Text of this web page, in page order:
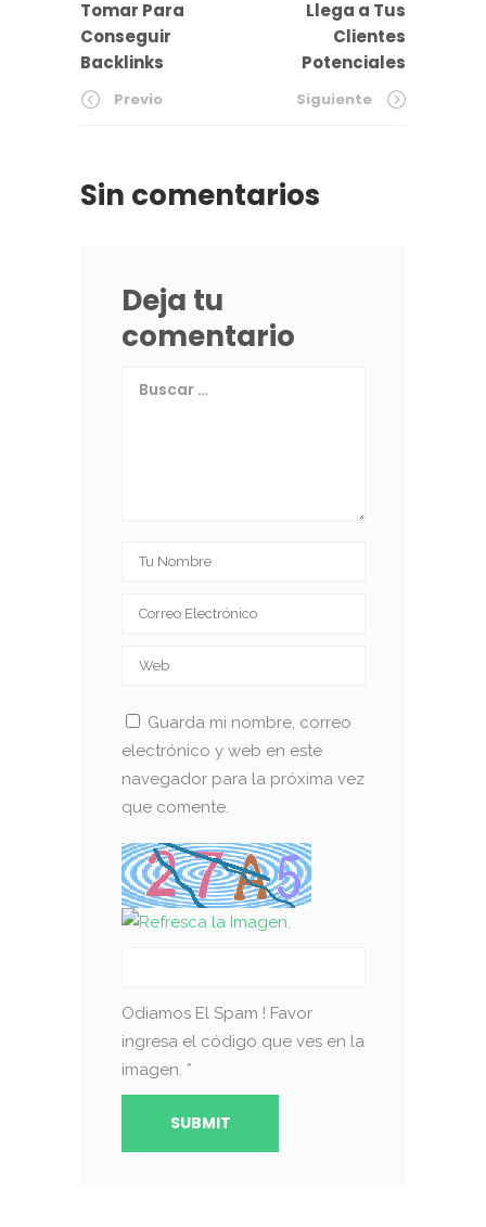
Tomar Para
Conseguir
Backlinks
Previo
Llega a Tus
Clientes
Potenciales
Siguiente
Sin comentarios
Deja tu
comentario
Guarda mi nombre, correo
electrónico y web en este
navegador para la próxima vez
que comente.
Odiamos El Spam ! Favor
ingresa el código que ves en la
imagen. *